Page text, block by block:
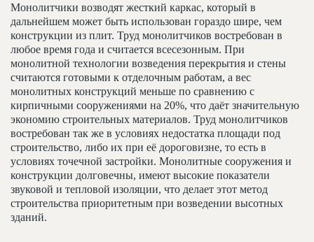
Монолитчики возводят жесткий каркас, который в
дальнейшем может быть использован гораздо шире, чем
конструкции из плит. Труд монолитчиков востребован в
любое время года и считается всесезонным. При
монолитной технологии возведения перекрытия и стены
считаются готовыми к отделочным работам, а вес
монолитных конструкций меньше по сравнению с
кирпичными сооружениями на 20%, что даёт значительную
экономию строительных материалов. Труд монолитчиков
востребован так же в условиях недостатка площади под
строительство, либо их при её дороговизне, то есть в
условиях точечной застройки. Монолитные сооружения и
конструкции долговечны, имеют высокие показатели
звуковой и тепловой изоляции, что делает этот метод
строительства приоритетным при возведении высотных
зданий.